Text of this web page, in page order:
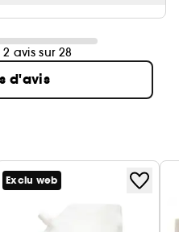
avis sur 28
d'avis
Exclu web